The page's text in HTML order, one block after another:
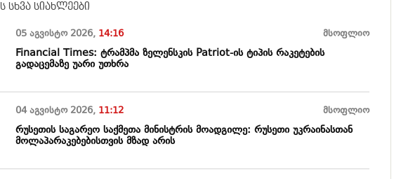
სხვა სიახლეები
05 აგვისტო 2026, 14:16 მსოფლიო
Financial Times: ტრამპმა ზელენსკის Patriot-ის ტიპის რაკეტების
გადაცემაზე უარი უთხრა
04 აგვისტო 2026, 11:12 მსოფლიო
რუსეთის საგარეო საქმეთა მინისტრის მოადგილე: რუსეთი უკრაინასთან
მოლაპარაკებებისთვის მზად არის